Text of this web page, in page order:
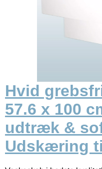
Hvid
57.6 x 100
udtræk &
Udskæring